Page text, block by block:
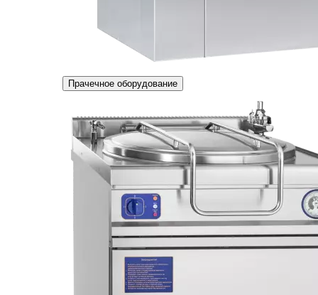
Прачечное оборудование